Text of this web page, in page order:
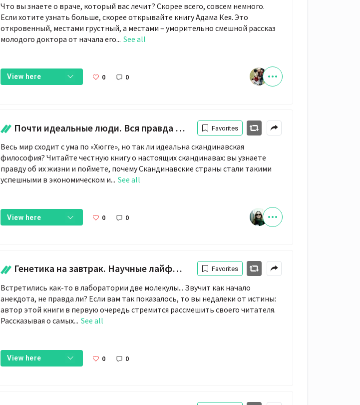
Что вы знаете о враче, который вас лечит? Скорее всего, совсем немного.
Если хотите узнать больше, скорее открывайте книгу Адама Кея. Это
откровенный, местами грустный, а местами – уморительно смешной рассказ
молодого доктора от начала его... See all
View here 0 0
Почти идеальные люди. Вся правда о жизни в «Скандинавском раю»
Весь мир сходит с ума по «Хюгге», но так ли идеальна скандинавская
философия? Читайте честную книгу о настоящих скандинавах: вы узнаете
правду об их жизни и поймете, почему Скандинавские страны стали такими
успешными в экономическом и... See all
View here 0 0
Favorites
Генетика на завтрак. Научные лайфхаки для повседневной жизни
Встретились как-то в лаборатории две молекулы... Звучит как начало
анекдота, не правда ли? Если вам так показалось, то вы недалеки от истины:
автор этой книги в первую очередь стремится рассмешить своего читателя.
Рассказывая о самых... See all
View here 0 0
Favorites